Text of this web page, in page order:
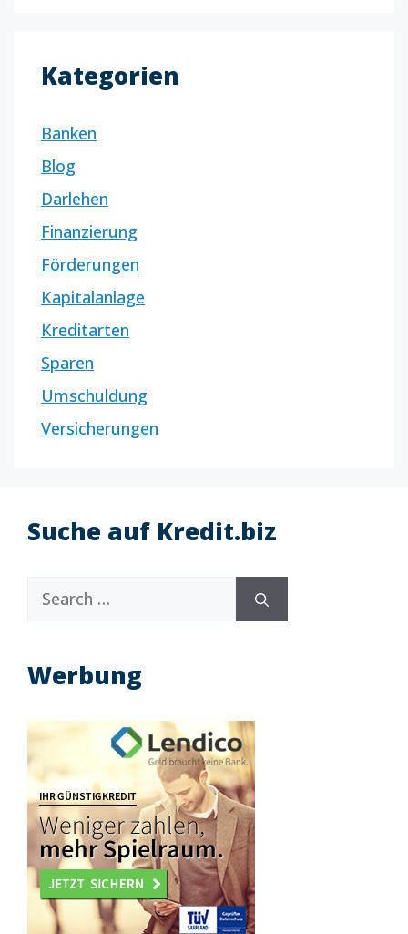
Kategorien
Banken
Blog
Darlehen
Finanzierung
Förderungen
Kapitalanlage
Kreditarten
Sparen
Umschuldung
Versicherungen
Suche auf Kredit.biz
Search
Werbung